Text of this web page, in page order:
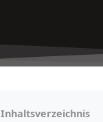
Inhaltsverzeichnis